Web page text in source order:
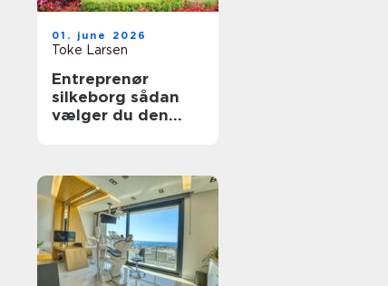
01. june 2026
Toke Larsen
Entreprenør
silkeborg sådan
vælger du den